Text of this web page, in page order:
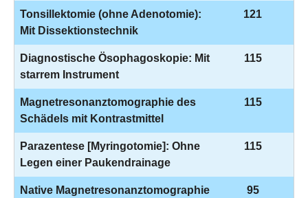
Tonsillektomie (ohne Adenotomie):
Mit Dissektionstechnik
121
Diagnostische Ösophagoskopie: Mit
starrem Instrument
115
Magnetresonanztomographie des
Schädels mit Kontrastmittel
115
Parazentese [Myringotomie]: Ohne
Legen einer Paukendrainage
115
Native Magnetresonanztomographie
95